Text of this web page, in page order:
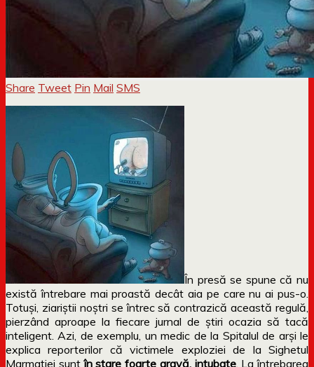
Share Tweet Pin Mail SMS
În presă se spune că nu
există întrebare mai proastă decât aia pe care nu ai pus-o.
Totuși, ziariștii noștri se întrec să contrazică această regulă,
pierzând aproape la fiecare jurnal de știri ocazia să tacă
inteligent. Azi, de exemplu, un medic de la Spitalul de arși le
explica reporterilor că victimele exploziei de la Sighetul
Marmației suntîn stare foarte gravă, intubate. La întrebarea